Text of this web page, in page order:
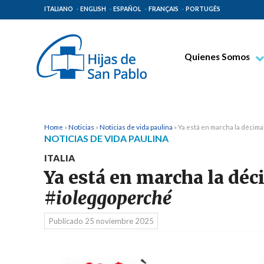
ITALIANO ENGLISH ESPAÑOL FRANÇAIS PORTUGÊS
Quienes Somos
Gobierno General
Home »Noticias »Noticias de vida paulina »Ya está en marcha la
NOTICIAS DE VIDA PAULINA
ITALIA
Ya está en marcha la
#ioleggoperché
Publicado 25 noviembre 2025